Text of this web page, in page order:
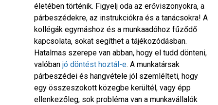
életében történik. Figyelj oda az erőviszonyokra, a
párbeszédekre, az instrukciókra és a tanácsokra! A
kollégák egymáshoz és a munkaadóhoz fűződő
kapcsolata, sokat segíthet a tájékozódásban.
Hatalmas szerepe van abban, hogy el tudd dönteni,
valóban jó döntést hoztál-e. A munkatársak
párbeszédei és hangvétele jól szemlélteti, hogy
egy összeszokott közegbe kerültél, vagy épp
ellenkezőleg, sok probléma van a munkavállalók